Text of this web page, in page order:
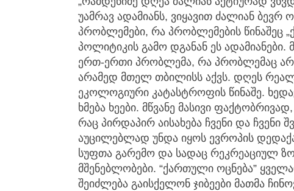
უამრავ ადამიანს, ვიყავით ძალიან
პრობლემები, რა პრობლემების წინაშეც
პოლიტიკის გამო დგანან ეს
ერთ-ერთი პრობლემა, რა პრობლემაც
არამედ მთელ თბილისს აქვს. დღეს
ეკოლოგიური კატასტროფის წინაშე.
ხმება ხეები. მწვანე მასივი
რაც პირდაპირ აისახება ჩვენი და
აუცილებლად უნდა იყოს ევროპის
სუფთა გარემო და სადაც რეკრეაციულ
მშენებლობები. “ქართული ოცნება”
შეიძლება გაისქელონ ჯიბეები მათმა